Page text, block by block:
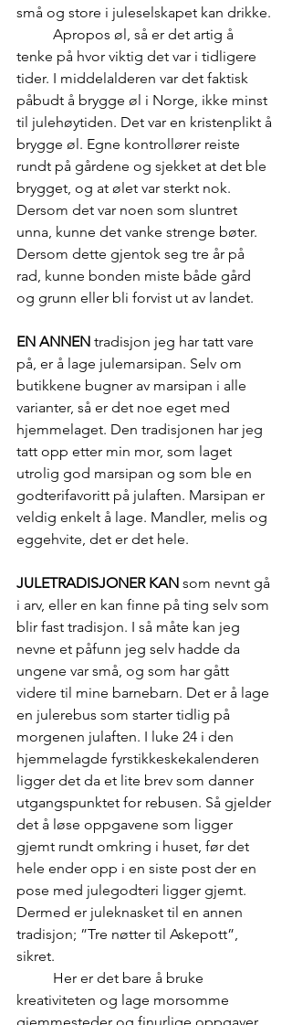
små og store i juleselskapet kan drikke.
tenke på hvor viktig det var i tidligere
tider. I middelalderen var det faktisk
påbudt å brygge øl i Norge, ikke minst
til julehøytiden. Det var en kristenplikt å
brygge øl. Egne kontrollører reiste
rundt på gårdene og sjekket at det ble
brygget, og at ølet var sterkt nok.
Dersom det var noen som sluntret
unna, kunne det vanke strenge bøter.
Dersom dette gjentok seg tre år på
rad, kunne bonden miste både gård
og grunn eller bli forvist ut av landet.
EN ANNEN tradisjon jeg har tatt vare
på, er å lage julemarsipan. Selv om
butikkene bugner av marsipan i alle
varianter, så er det noe eget med
hjemmelaget. Den tradisjonen har jeg
tatt opp etter min mor, som laget
utrolig god marsipan og som ble en
godterifavoritt på julaften. Marsipan er
veldig enkelt å lage. Mandler, melis og
eggehvite, det er det hele.
JULETRADISJONER KAN som nevnt gå
i arv, eller en kan finne på ting selv som
blir fast tradisjon. I så måte kan jeg
nevne et påfunn jeg selv hadde da
ungene var små, og som har gått
videre til mine barnebarn. Det er å lage
en julerebus som starter tidlig på
morgenen julaften. I luke 24 i den
hjemmelagde fyrstikkeskekalenderen
ligger det da et lite brev som danner
utgangspunktet for rebusen. Så gjelder
det å løse oppgavene som ligger
gjemt rundt omkring i huset, før det
hele ender opp i en siste post der en
pose med julegodteri ligger gjemt.
Dermed er juleknasket til en annen
tradisjon; ”Tre nøtter til Askepott”,
sikret.
kreativiteten og lage morsomme